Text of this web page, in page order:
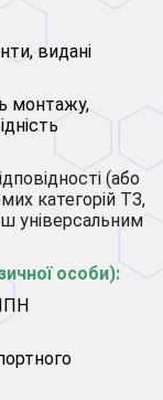
видані
монтажу,
(або
категорій ТЗ,
універсальним
особи):